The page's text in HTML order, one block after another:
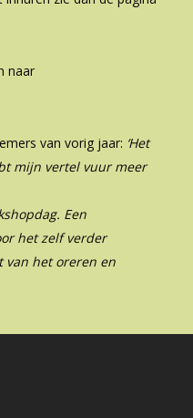
naar
van vorig jaar: ‘Het
mijn vertel vuur meer
Een
het zelf verder
van het oreren en